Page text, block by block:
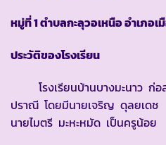
หมู่ที่ 1 ตำบลกะลุวอเหนือ อำเภอ
ประวัติของโรงเรียน
โรงเรียนบ้านบางมะนาว ก่อ
ปราณี โดยมีนายเจริญ ดุลยเ
นายไมตรี มะหะหมัด เป็นครูน้อย